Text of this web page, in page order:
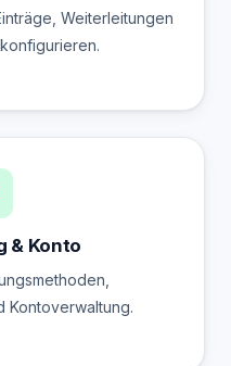
Weiterleitungen
& Konto
Kontoverwaltung.